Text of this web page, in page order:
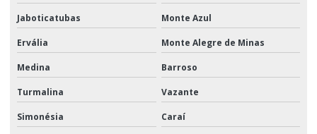
Jaboticatubas Monte Azul
Ervália Monte Alegre de Minas
Medina Barroso
Turmalina Vazante
Simonésia Caraí